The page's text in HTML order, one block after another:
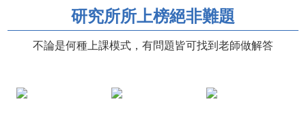
研究所所上榜絕非難題
不論是何種上課模式，有問題皆可找到老師做解答